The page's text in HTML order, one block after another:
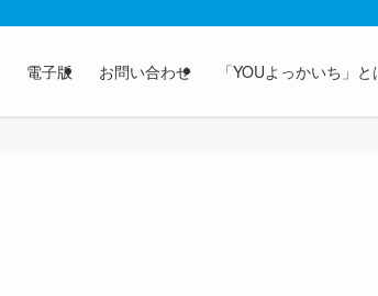
電子版 お問い合わせ 「YOUよっかいち」と